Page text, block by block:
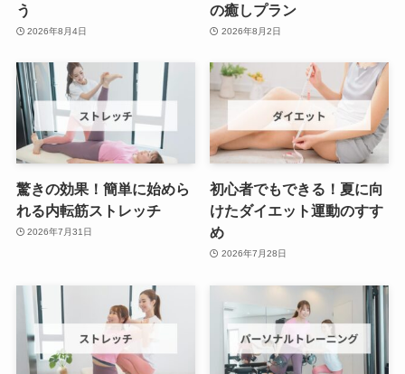
う
2026年8月4日
の癒しプラン
2026年8月2日
驚きの効果！簡単に始めら
れる内転筋ストレッチ
2026年7月31日
初心者でもできる！夏に向
けたダイエット運動のすす
め
2026年7月28日